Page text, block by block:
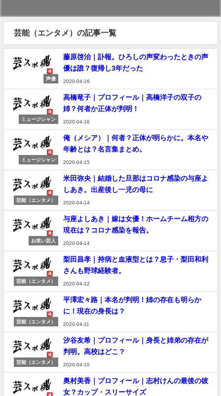
芸能（エンタメ）の記事一覧
声優
藤原啓治｜訃報。ひろしの声変わったときの声
優は誰？復帰し3年だった
2020-04-16
ミュージシャン
高橋竜子｜プロフィール｜高橋洋子の双子の
姉？何者か正体が判明！
2020-04-16
ミュージシャン
俺（メシア）｜何者？正体が明らかに。本名や
年齢とは？名言集まとめ。
2020-04-15
芸能（エンタメ）
米田弥央｜結婚した旦那はコロナ感染の与座よ
しあき。出産後し一児の母に
2020-04-14
お笑い芸人
与座よしあき｜嫁は女優！ホームチーム相方の
現在は？コロナ感染を報告。
2020-04-14
芸能（エンタメ）
梨田昌孝｜持病と血液型とは？息子・梨田和利
さんも野球経験者。
2020-04-12
芸能（エンタメ）
平澤宏々路｜本名が判明！姉の存在も明らか
に！現在の身長は？
2020-04-11
芸能（エンタメ）
汐谷友希｜プロフィール｜身長と姉弟の存在が
判明。高校はどこ？
2020-04-10
奥村美香｜プロフィール｜志村けんの最後の彼
女？カップ・スリーサイズ